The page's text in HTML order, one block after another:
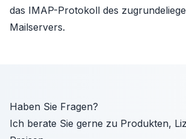
das IMAP-Protokoll des
Mailservers.
Haben Sie Fragen?
Ich berate Sie gerne zu Produkten,